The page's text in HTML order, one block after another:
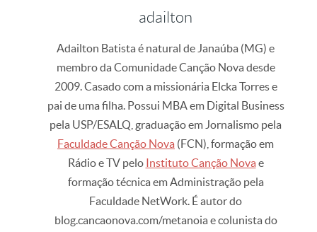
adailton
Adailton Batista é natural de Janaúba (MG) e
membro da Comunidade Canção Nova desde
2009. Casado com a missionária Elcka Torres e
pai de uma filha. Possui MBA em Digital Business
pela USP/ESALQ, graduação em Jornalismo pela
Faculdade Canção Nova (FCN), formação em
Rádio e TV pelo Instituto Canção Nova e
formação técnica em Administração pela
Faculdade NetWork. É autor do
blog.cancaonova.com/metanoia e colunista do